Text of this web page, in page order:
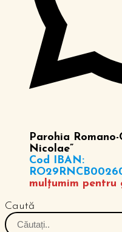
Parohia
Nicolae”
Cod IBAN:
mulțumim pentru
Caută